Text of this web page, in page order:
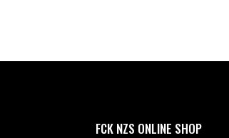
FCK NZS ONLINE SHOP